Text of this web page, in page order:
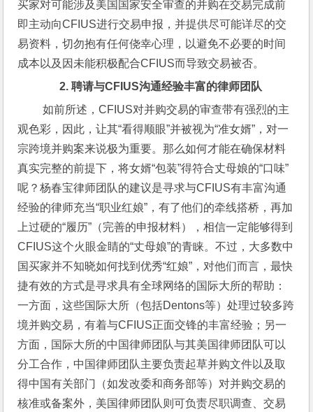
买家对可能涉及美国国家安全审查的并购在交易完成前
即主动向CFIUS进行交易申报，并提供尽可能详尽的交
易资料，切勿抱有任何侥幸心理，以避免不必要的时间
成本以及因未能积极配合CFIUS而导致交易被否。
2. 聘请与CFIUS沟通经验丰富的律师团队
如前所述，CFIUS对并购交易的审查带有强烈的主
观色彩，因此，让其“看得顺眼”并被视为“准女婿”，对一
宗跨境并购案来说极为重要。那么如何才能在确保材料
真实完整的前提下，将女婿“包装”得符合丈母娘的“口味”
呢？杨春宝律师团队的建议是寻求与CFIUS有丰富沟通
经验的律师充当“职业红娘”，有了他们的牵线搭桥，再加
上过硬的“履历”（完善的申报材料），相信一定能够得到
CFIUS这个火眼金睛的“丈母娘”的青睐。不过，大多数中
国买家并不知晓如何找到优秀“红娘”，对他们而言，最快
捷有效的方式是寻求具有全球网络的国际大所的帮助：
一方面，这些国际大所（包括Dentons等）处理过较多跨
境并购交易，有着与CFIUS正面交锋的丰富经验；另一
方面，国际大所的中国律师团队与其美国律师团队可以
分工合作，中国律师团队主要负责起草并购文件以及取
得中国有关部门（如发改委和商务部等）对并购交易的
核准或备案外，美国律师团队则可负责尽职调查、交易